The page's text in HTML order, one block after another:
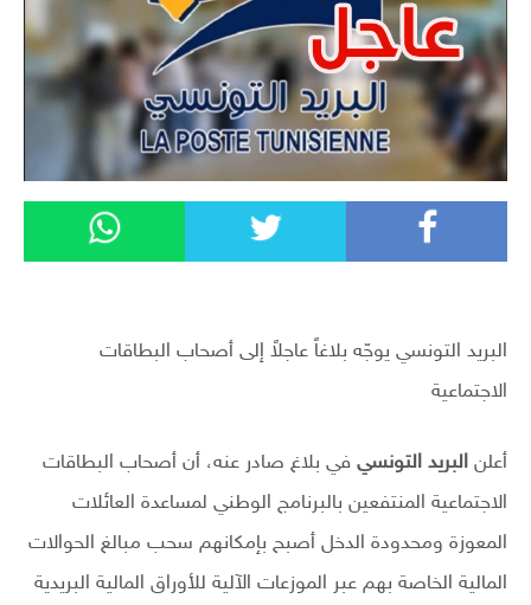
البريد التونسي يوجّه بلاغاً عاجلاً إلى أصحاب البطاقات
الاجتماعية
أعلن البريد التونسي في بلاغ صادر عنه، أن أصحاب البطاقات
الاجتماعية المنتفعين بالبرنامج الوطني لمساعدة العائلات
المعوزة ومحدودة الدخل أصبح بإمكانهم سحب مبالغ الحوالات
المالية الخاصة بهم عبر الموزعات الآلية للأوراق المالية البريدية